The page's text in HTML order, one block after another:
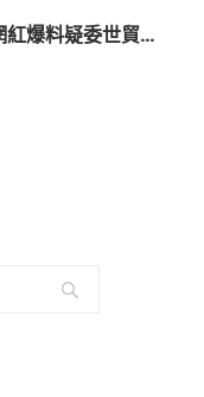
爆料疑委世貿...